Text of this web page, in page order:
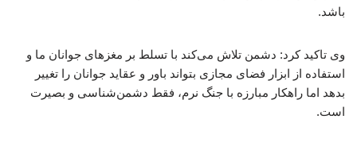
باشد.
وی تاکید کرد: دشمن تلاش می‌کند با تسلط بر مغزهای جوانان ما و
استفاده از ابزار فضای مجازی بتواند باور و عقاید جوانان را تغییر
بدهد اما راهکار مبارزه با جنگ نرم، فقط دشمن‌شناسی و بصیرت
است.